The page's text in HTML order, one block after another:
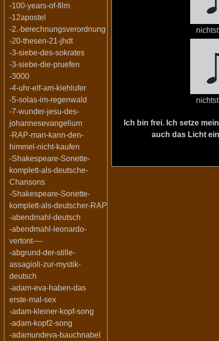
-100-years-of-film
-12apostel
-2.-berechnungsverordnung
-20-thesen-21-jhdt
-3-siebe-des-sokrates
-3-siebe-die-pruefen
-3000
-4-uhr-elf-am-kiehlufer
-5-solas-im-regenwald
-7-wunder-jesu-des-
johannesevangelium
-RAP-man-kann-den-
himmel-nicht-kaufen
-Shakespeare-Sonette-
komplett-als-deutsche-
Chansons
-Shakespeare-Sonette-
komplett-als-deutscher-RAP
-abendmahl-deutsch
-abendmahl-leonardo-
vertont----
-abgrund-der-stille-
assagioli-zur-mystik-
deutsch
-adam-eva-haben-das
erste-mal-sex
-adam-kleiner-kopf-song
-adam-kopf2-song
-adamundeva-bauchnabel
Ich bin frei. Ich setze
auch das Licht